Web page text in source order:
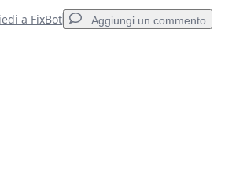
a FixBot Aggiungi un commento